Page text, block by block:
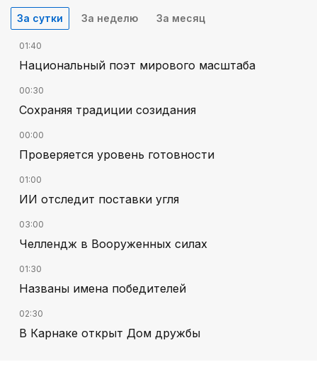
За сутки За неделю За месяц
01:40
Национальный поэт мирового масштаба
00:30
Сохраняя традиции созидания
00:00
Проверяется уровень готовности
01:00
ИИ отследит поставки угля
03:00
Челлендж в Вооруженных силах
01:30
Названы имена победителей
02:30
В Карнаке открыт Дом дружбы